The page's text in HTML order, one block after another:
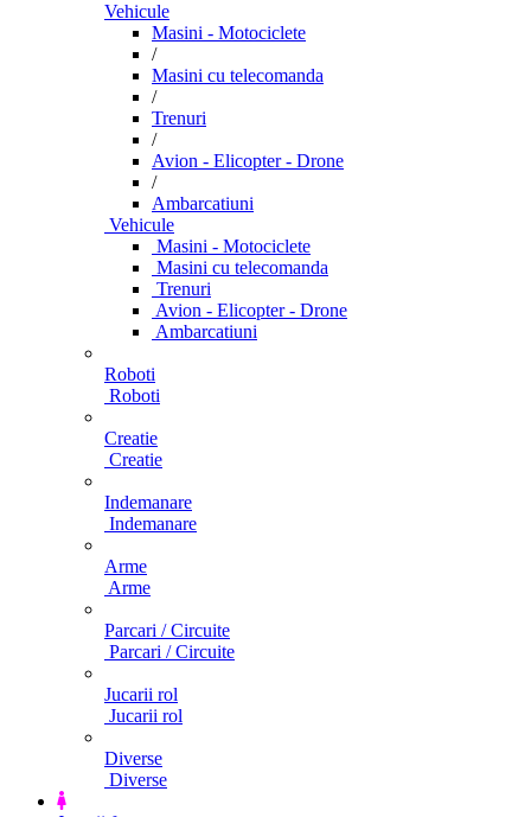
Vehicule
Masini - Motociclete
/
Masini cu telecomanda
/
Trenuri
/
Avion - Elicopter - Drone
/
Ambarcatiuni
Vehicule
Masini - Motociclete
Masini cu telecomanda
Trenuri
Avion - Elicopter - Drone
Ambarcatiuni
Roboti
Roboti
Creatie
Creatie
Indemanare
Indemanare
Arme
Arme
Parcari / Circuite
Parcari / Circuite
Jucarii rol
Jucarii rol
Diverse
Diverse